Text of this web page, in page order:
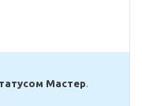
Мастер.